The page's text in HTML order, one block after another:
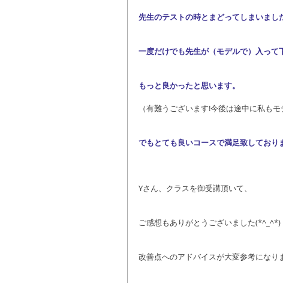
先生のテストの時とまどってしまいまし
一度だけでも先生が（モデルで）入って
もっと良かったと思います。
（有難うございます!今後は途中に私もモ
でもとても良いコースで満足致しており
Yさん、クラスを御受講頂いて、
ご感想もありがとうございました(*^_^*)
改善点へのアドバイスが大変参考になり